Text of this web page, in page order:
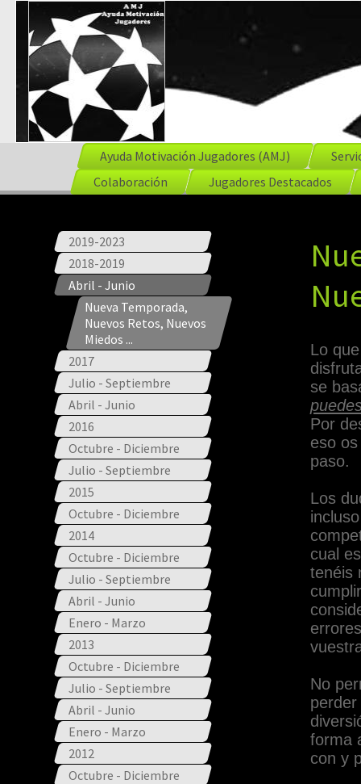
Ayuda Motivación Jugadores (AMJ)
Colaboración
Jugadores Destacados
2019-2023
2018-2019
Abril - Junio
Nueva Temporada,
Nuevos Retos, Nuevos
Miedos ...
2017
Julio - Septiembre
Abril - Junio
2016
Octubre - Diciembre
Julio - Septiembre
2015
Octubre - Diciembre
2014
Octubre - Diciembre
Julio - Septiembre
Abril - Junio
Enero - Marzo
2013
Octubre - Diciembre
Julio - Septiembre
Abril - Junio
Enero - Marzo
2012
Octubre - Diciembre
Lo
se
Por
eso
paso.
Los
cual
tenéis
No
forma
con y